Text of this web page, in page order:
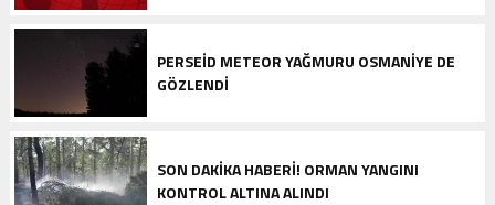
PERSEID METEOR YAĞMURU OSMANIYE DE
GÖZLENDI
SON DAKIKA HABERI! ORMAN YANGINI
KONTROL ALTINA ALINDI